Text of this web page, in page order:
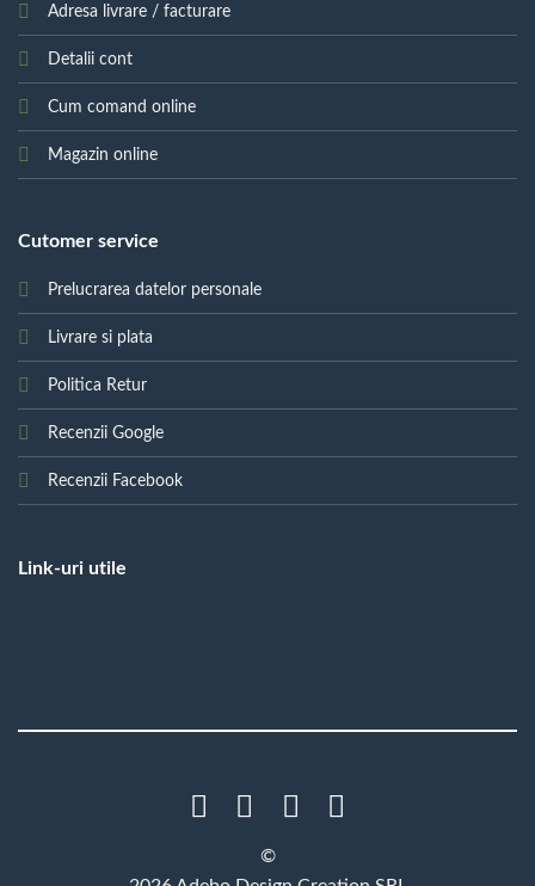
Adresa livrare / facturare
Detalii cont
Cum comand online
Magazin online
Cutomer service
Prelucrarea datelor personale
Livrare si plata
Politica Retur
Recenzii Google
Recenzii Facebook
Link-uri utile
©